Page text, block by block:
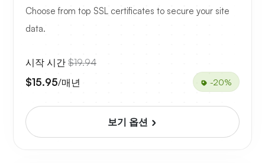
Choose from top SSL certificates to secure your site
data.
시작 시간 $19.94
$15.95/매년 -20%
보기 옵션